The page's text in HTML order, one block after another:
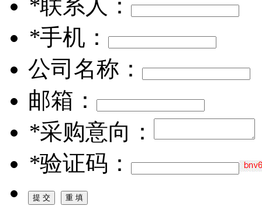
*联系人：
*手机：
公司名称：
邮箱：
*采购意向：
*验证码：